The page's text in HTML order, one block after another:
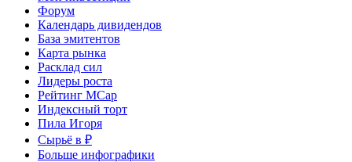
Форум
Календарь дивидендов
База эмитентов
Карта рынка
Расклад сил
Лидеры роста
Рейтинг MCap
Индексный торт
Пила Игоря
Сырьё в ₽
Больше инфографики